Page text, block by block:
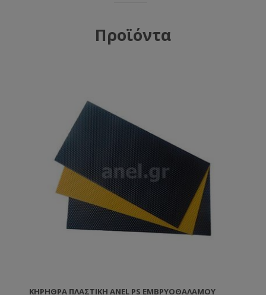
Προϊόντα
ΚΗΡΉΘΡΑ ΠΛΑΣΤΙΚΉ ANEL PS ΕΜΒΡΥΟΘΑΛΆΜΟΥ